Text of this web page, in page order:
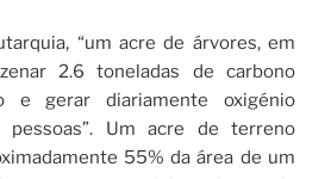
“um acre de árvores, em
2.6 toneladas de carbono
e gerar diariamente oxigénio
pessoas”. Um acre de terreno
55% da área de um